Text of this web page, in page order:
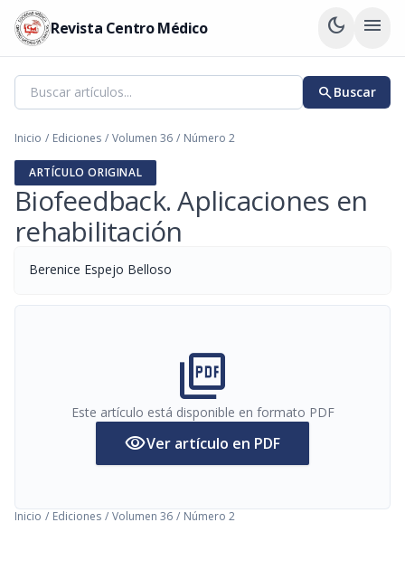
Revista Centro Médico dark_mode menu
searchBuscar
Inicio / Ediciones / Volumen 36 / Número 2
ARTÍCULO ORIGINAL
Biofeedback. Aplicaciones en
rehabilitación
Berenice Espejo Belloso
picture_as_pdf
Este artículo está disponible en formato PDF
visibilityVer artículo en PDF
Inicio / Ediciones / Volumen 36 / Número 2